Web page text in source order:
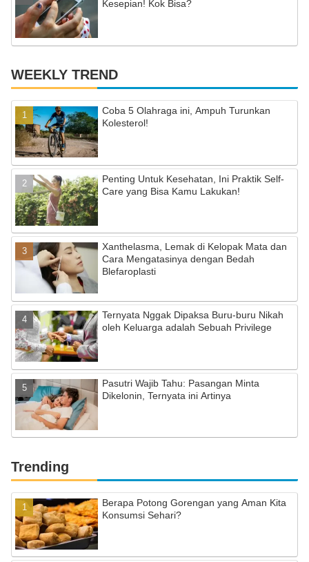
Kesepian! Kok Bisa?
WEEKLY TREND
Coba 5 Olahraga ini, Ampuh Turunkan
Kolesterol!
Penting Untuk Kesehatan, Ini Praktik Self-
Care yang Bisa Kamu Lakukan!
Xanthelasma, Lemak di Kelopak Mata dan
Cara Mengatasinya dengan Bedah
Blefaroplasti
Ternyata Nggak Dipaksa Buru-buru Nikah
oleh Keluarga adalah Sebuah Privilege
Pasutri Wajib Tahu: Pasangan Minta
Dikelonin, Ternyata ini Artinya
Trending
Berapa Potong Gorengan yang Aman Kita
Konsumsi Sehari?